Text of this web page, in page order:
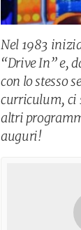
Nel 1983
“Drive In” e,
con lo stesso
curriculum, ci
altri
auguri!